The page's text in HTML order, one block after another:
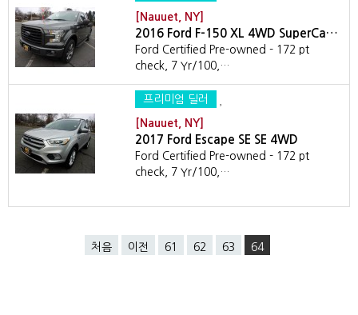
[Nauuet, NY]
2016 Ford F-150 XL 4WD SuperCa…
Ford Certified Pre-owned - 172 pt
check, 7 Yr/100,…
프리미엄 딜러
[Nauuet, NY]
2017 Ford Escape SE SE 4WD
Ford Certified Pre-owned - 172 pt
check, 7 Yr/100,…
처음 이전 61 62 63 64